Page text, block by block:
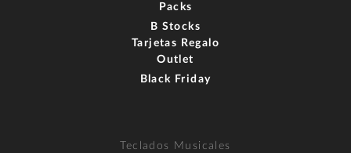
Packs
B Stocks
Tarjetas Regalo
Outlet
Black Friday
Teclados Musicales